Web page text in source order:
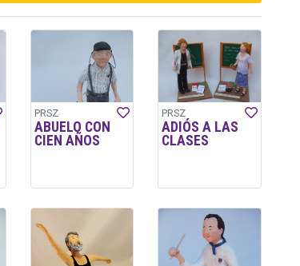
PRSZ
ABUELO CON
CIEN AÑOS
PRSZ
ADIÓS A LAS
CLASES